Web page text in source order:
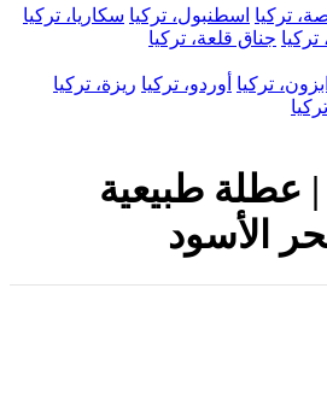
تركيا اسطنبول، تركيا سكاريا، تركيا
تركيا جناق قلعة، تركيا
تركيا أوردو، تركيا ريزة، تركيا
عطلة طبيعية
الأسود